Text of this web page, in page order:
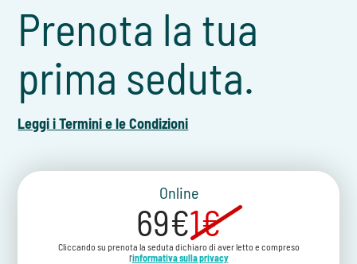
Prenota la tua
prima seduta.
Leggi i Termini e le Condizioni
Online
69€1€
Cliccando su prenota la seduta dichiaro di aver letto e compreso
l'informativa sulla privacy